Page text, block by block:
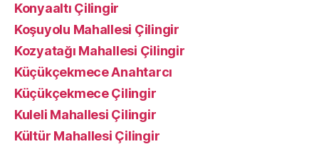
Konyaaltı Çilingir
Koşuyolu Mahallesi Çilingir
Kozyatağı Mahallesi Çilingir
Küçükçekmece Anahtarcı
Küçükçekmece Çilingir
Kuleli Mahallesi Çilingir
Kültür Mahallesi Çilingir